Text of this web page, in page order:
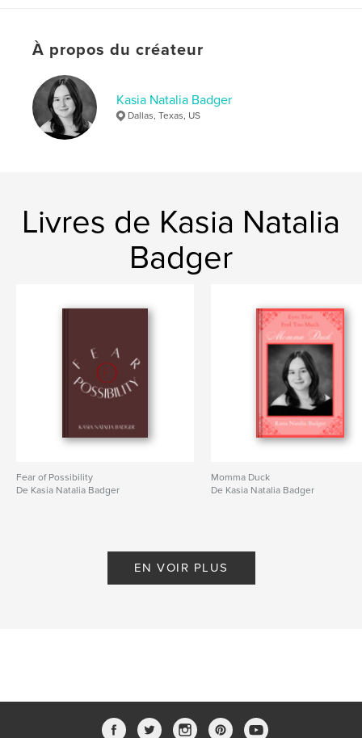
Mots-clés
Poetry
À propos du créateur
Kasia Natalia Badger
Dallas, Texas, US
Livres de Kasia Natalia
Badger
Fear of Possibility
De Kasia Natalia Badger
Momma Duck
De Kasia Natalia Badger
EN VOIR PLUS